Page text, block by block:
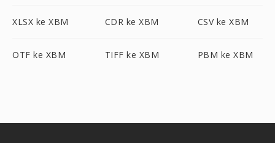
XLSX ke XBM CDR ke XBM CSV ke XBM
OTF ke XBM TIFF ke XBM PBM ke XBM